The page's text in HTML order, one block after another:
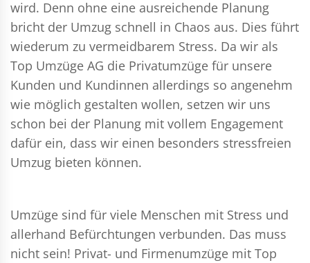
wird. Denn ohne eine ausreichende Planung
bricht der Umzug schnell in Chaos aus. Dies führt
wiederum zu vermeidbarem Stress. Da wir als
Top Umzüge AG die Privatumzüge für unsere
Kunden und Kundinnen allerdings so angenehm
wie möglich gestalten wollen, setzen wir uns
schon bei der Planung mit vollem Engagement
dafür ein, dass wir einen besonders stressfreien
Umzug bieten können.
Umzüge sind für viele Menschen mit Stress und
allerhand Befürchtungen verbunden. Das muss
nicht sein! Privat- und Firmenumzüge mit Top